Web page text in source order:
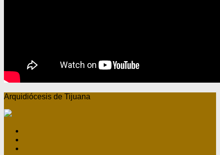
Arquidiócesis de Tijuana